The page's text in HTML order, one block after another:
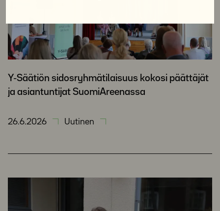
Y-Säätiön sidosryhmätilaisuus kokosi päättäjät
ja asiantuntijat SuomiAreenassa
26.6.2026 Uutinen